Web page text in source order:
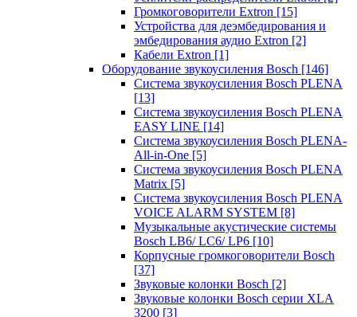
Громкоговорители Extron [15]
Устройства для деэмбедирования и
эмбедирования аудио Extron [2]
Кабели Extron [1]
Оборудование звукоусиления Bosch [146]
Система звукоусиления Bosch PLENA
[13]
Система звукоусиления Bosch PLENA
EASY LINE [14]
Система звукоусиления Bosch PLENA-
All-in-One [5]
Система звукоусиления Bosch PLENA
Matrix [5]
Система звукоусиления Bosch PLENA
VOICE ALARM SYSTEM [8]
Музыкальные акустические системы
Bosch LB6/ LC6/ LP6 [10]
Корпусные громкоговорители Bosch
[37]
Звуковые колонки Bosch [2]
Звуковые колонки Bosch серии XLA
3200 [3]